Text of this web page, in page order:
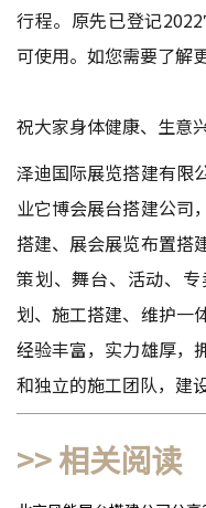
行程。原先已登记
可使用。如您需要了解
祝大家身体健康、生意
泽迪国际展览搭建有限
业它博会展台搭建公司
搭建、展会展览布置搭
策划、舞台、活动、
划、施工搭建、维护一
经验丰富，实力雄厚，
和独立的施工团队，建
>> 相关阅读